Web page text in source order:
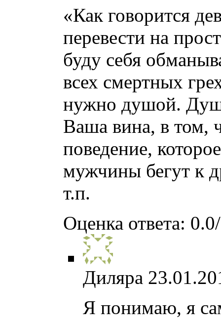
«Как говорится
перевести на
буду себя
всех смертных
нужно душой.
Ваша вина, в том,
поведение,
мужчины бегут к
т.п.
Оценка ответа: 0.0/
Диляра
Я понимаю, я